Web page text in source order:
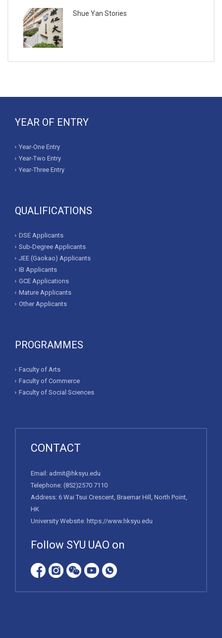
Shue Yan Stories
YEAR OF ENTRY
Year-One Entry
Year-Two Entry
Year-Three Entry
QUALIFICATIONS
DSE Applicants
Sub-Degree Applicants
JEE (Gaokao) Applicants
IB Applicants
GCE Applications
Mature Applicants
Other Applicants
PROGRAMMES
Faculty of Arts
Faculty of Commerce
Faculty of Social Sciences
CONTACT
Email: admit@hksyu.edu
Telephone: (852)2570 7110
Address: 6 Wai Tsui Crescent, Braemar Hill, North Point,
HK
University Website: https://www.hksyu.edu
Follow SYU UAO on